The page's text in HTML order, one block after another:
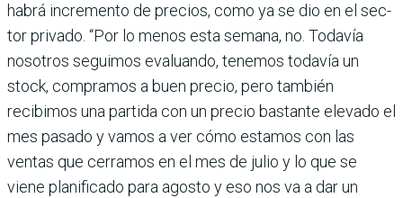
habrá incremento de pre­cios, como ya se dio en el sec­
tor privado. “Por lo menos esta semana, no. Todavía
nosotros seguimos evaluando, tenemos todavía un
stock, compramos a buen precio, pero también
recibimos una partida con un precio bastante elevado el
mes pasado y vamos a ver cómo estamos con las
ventas que cerramos en el mes de julio y lo que se
viene planifi­cado para agosto y eso nos va a dar un